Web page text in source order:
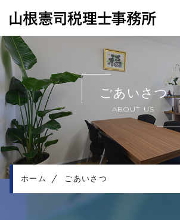
ホーム
ごあいさつ
業務内容
各種情報
報酬料金
よくある質問
プライバシーポリシー
ごあいさつ
ABOUT US
ホーム ごあいさつ